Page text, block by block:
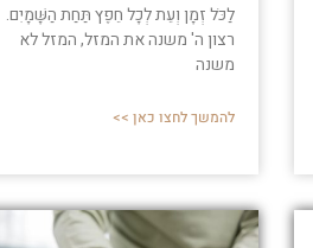
לַכֹּל זְמָן וְעֵת לְכָל חֵפֶץ תַּחַת הַשָּׁמָיִם.
רצון ה' משנה את המזל, המזל לא
משנה
להמשך לחצו כאן >>